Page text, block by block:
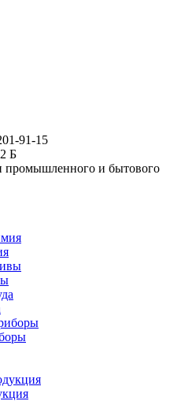
91-15
Б
промышленного и бытового